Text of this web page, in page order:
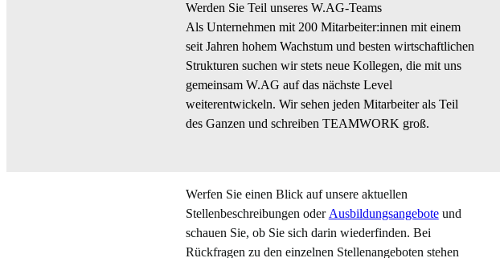
Werden Sie Teil unseres W.AG-Teams
Als Unternehmen mit 200 Mitarbeiter:innen mit einem
seit Jahren hohem Wachstum und besten wirtschaftlichen
Strukturen suchen wir stets neue Kollegen, die mit uns
gemeinsam W.AG auf das nächste Level
weiterentwickeln. Wir sehen jeden Mitarbeiter als Teil
des Ganzen und schreiben TEAMWORK groß.
Werfen Sie einen Blick auf unsere aktuellen
Stellenbeschreibungen oder Ausbildungsangeboteund
schauen Sie, ob Sie sich darin wiederfinden. Bei
Rückfragen zu den einzelnen Stellenangeboten stehen